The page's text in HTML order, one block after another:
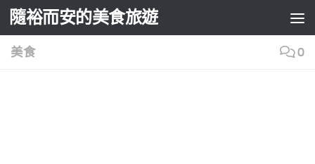
Skip to content
隨裕而安的美食旅遊
美食 0